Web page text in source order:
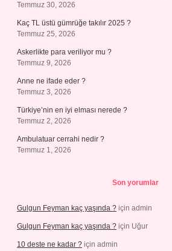
Temmuz 30, 2026
Kaç TL üstü gümrüğe takılır 2025 ?
Temmuz 25, 2026
Askerlikte para veriliyor mu ?
Temmuz 9, 2026
Anne ne ifade eder ?
Temmuz 3, 2026
Türkiye’nin en iyi elması nerede ?
Temmuz 2, 2026
Ambulatuar cerrahi nedir ?
Temmuz 1, 2026
Son yorumlar
Gulgun Feyman kaç yaşında ? için admin
Gulgun Feyman kaç yaşında ? için Uğur
10 deste ne kadar ? için admin